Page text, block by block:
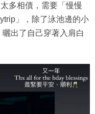
多相債，需要「慢慢
」，除了泳池邊的小
出了自己穿著入肩白